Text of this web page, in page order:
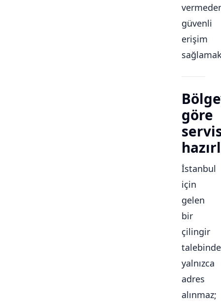
güvenli
erişim
göre
İstanbul
için
gelen
bir
çilingir
talebinde
yalnızca
adres
alınmaz;